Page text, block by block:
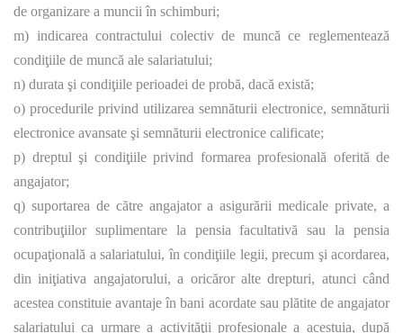
de organizare a muncii în schimburi;
m) indicarea contractului colectiv de muncă ce reglementează
condiţiile de muncă ale salariatului;
n) durata şi condiţiile perioadei de probă, dacă există;
o) procedurile privind utilizarea semnăturii electronice, semnăturii
electronice avansate şi semnăturii electronice calificate;
p) dreptul şi condiţiile privind formarea profesională oferită de
angajator;
q) suportarea de către angajator a asigurării medicale private, a
contribuţiilor suplimentare la pensia facultativă sau la pensia
ocupaţională a salariatului, în condiţiile legii, precum şi acordarea,
din iniţiativa angajatorului, a oricăror alte drepturi, atunci când
acestea constituie avantaje în bani acordate sau plătite de angajator
salariatului ca urmare a activităţii profesionale a acestuia, după